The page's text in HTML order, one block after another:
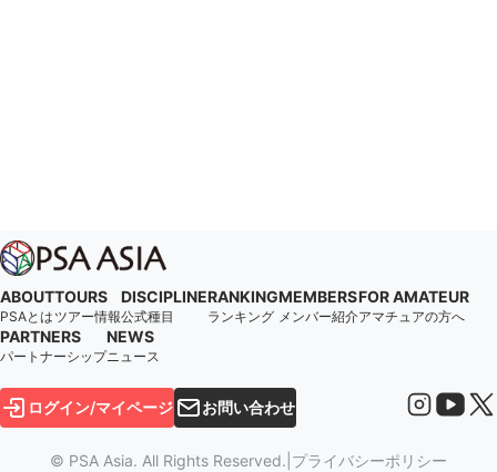
ABOUT
PSAとは
TOURS
ツアー情報
DISCIPLINE
公式種目
RANKING
ランキング
MEMBERS
メンバー紹介
FOR AMATEUR
アマチュアの方へ
PARTNERS
パートナーシップ
NEWS
ニュース
ログイン/マイページ お問い合わせ
© PSA Asia. All Rights Reserved. プライバシーポリシー